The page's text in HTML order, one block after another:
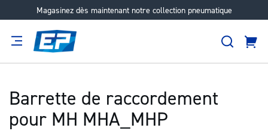
Magasinez dès maintenant notre collection pneumatique
Aller
Barrette de raccordement
pour MH MHA_MHP